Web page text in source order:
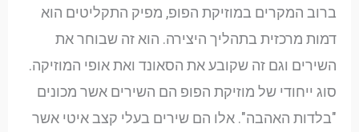
ברוב המקרים במוזיקת הפופ, מפיק התקליטים הוא
דמות מרכזית בתהליך היצירה. הוא זה שבוחר את
השירים וגם זה שקובע את הסאונד ואת אופי המוזיקה.
סוג ייחודי של מוזיקת הפופ הם השירים אשר מכונים
"בלדות האהבה". אלו הם שירים בעלי קצב איטי אשר